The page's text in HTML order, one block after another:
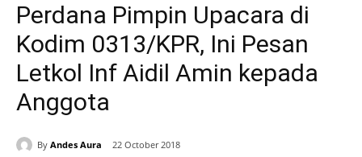
Perdana Pimpin Upacara di
Kodim 0313/KPR, Ini Pesan
Letkol Inf Aidil Amin kepada
Anggota
By Andes Aura 22 October 2018